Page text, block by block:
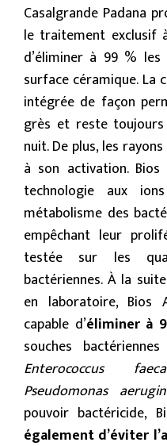
Casalgrande Padana
le traitement exclusif
d’éliminer à 99 %
surface céramique. La
intégrée de façon
grès et reste
nuit. De plus, les
à son activation.
technologie aux
métabolisme des
empêchant leur
testée sur les
bactériennes. À la
en laboratoire, Bios
capable d’éliminer à
souches
Enterococcus
Pseudomonas
pouvoir bactéricide,
également d’éviter